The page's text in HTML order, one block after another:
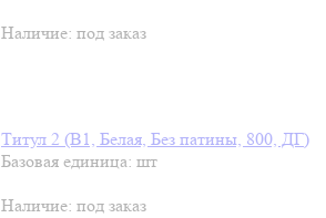
Наличие: под заказ
Титул 2 (В1, Белая, Без патины, 800, ДГ)
Базовая единица: шт
Наличие: под заказ